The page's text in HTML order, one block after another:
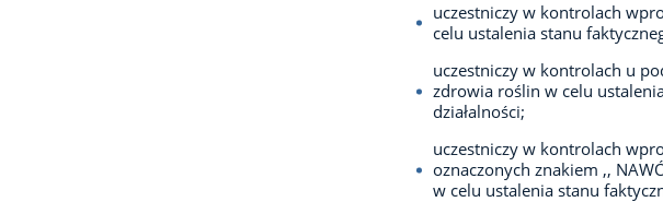
uczestniczy w kontrolach
celu ustalenia stanu
uczestniczy w kontrolach u
zdrowia roślin w celu
działalności;
uczestniczy w kontrolach
oznaczonych znakiem ,,
w celu ustalenia stanu